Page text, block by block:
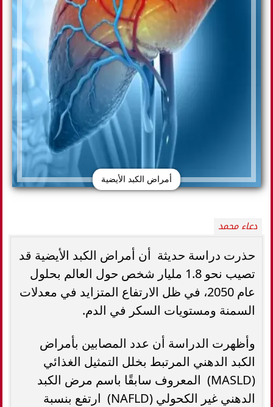
أمراض الكبد الأيضية
دعاء محمد
حذرت دراسة حديثة أن أمراض الكبد الأيضية قد
تصيب نحو 1.8 مليار شخص حول العالم بحلول
عام 2050، في ظل الارتفاع المتزايد في معدلات
السمنة ومستويات السكر في الدم.
وأظهرت الدراسة أن عدد المصابين بأمراض
الكبد الدهني المرتبط بخلل التمثيل الغذائي
(MASLD) المعروف سابقًا باسم مرض الكبد
الدهني غير الكحولي (NAFLD) ارتفع بنسبة